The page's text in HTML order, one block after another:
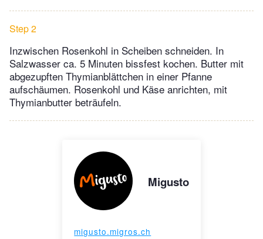
Step 2
Inzwischen Rosenkohl in Scheiben schneiden. In
Salzwasser ca. 5 Minuten bissfest kochen. Butter mit
abgezupften Thymianblättchen in einer Pfanne
aufschäumen. Rosenkohl und Käse anrichten, mit
Thymianbutter beträufeln.
Migusto
migusto.migros.ch